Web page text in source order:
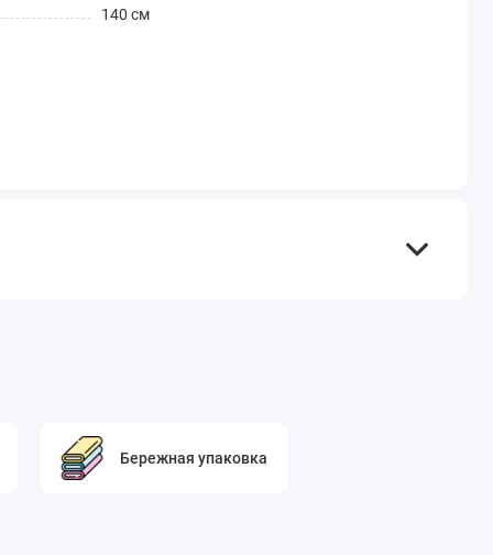
140 см
Бережная упаковка